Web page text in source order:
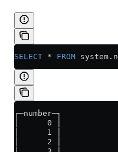
SELECT * FROM system .
┌─number─┐
│      0 │
│      1 │
│      2 │